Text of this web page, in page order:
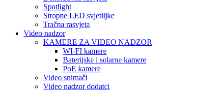
Spotlight
Stropne LED svjetiljke
Tračna rasvjeta
Video nadzor
KAMERE ZA VIDEO NADZOR
WI-FI kamere
Baterijske i solarne kamere
PoE kamere
Video snimači
Video nadzor dodatci